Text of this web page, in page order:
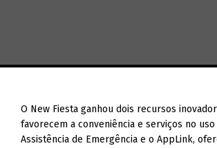
O New Fiesta ganhou dois recursos
favorecem a conveniência e serviços no
Assistência de Emergência e o AppLink,